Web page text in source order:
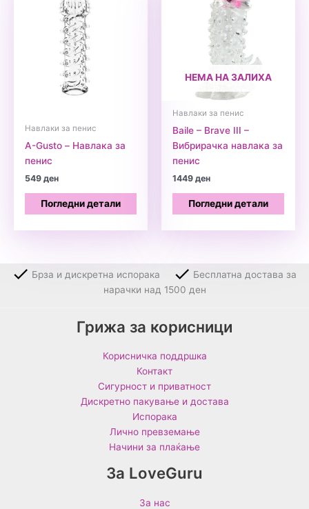
Навлаки за пенис
A-Gusto – Навлака за
пенис
549ден
Погледни детали
НЕМА НА ЗАЛИХА
Навлаки за пенис
Baile – Brave III –
Вибрирачка навлака за
пенис
1449ден
Погледни детали
Брза и дискретна испорака
Бесплатна достава за
нарачки над 1500 ден
Грижа за корисници
Корисничка поддршка
Контакт
Сигурност и приватност
Дискретно пакување и достава
Испорака
Лично превземање
Начини за плаќање
За LoveGuru
За нас